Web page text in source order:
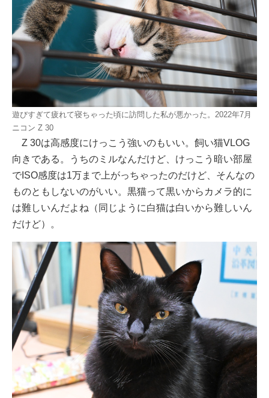
遊びすぎて疲れて寝ちゃった頃に訪問した私が悪かった。2022年7月
ニコン Z 30
Z 30は高感度にけっこう強いのもいい。飼い猫VLOG
向きである。うちのミルなんだけど、けっこう暗い部屋
でISO感度は1万まで上がっちゃったのだけど、そんなの
ものともしないのがいい。黒猫って黒いからカメラ的に
は難しいんだよね（同じように白猫は白いから難しいん
だけど）。